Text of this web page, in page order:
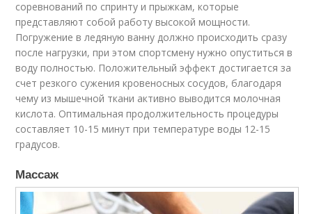
соревнований по спринту и прыжкам, которые
представляют собой работу высокой мощности.
Погружение в ледяную ванну должно происходить сразу
после нагрузки, при этом спортсмену нужно опуститься в
воду полностью. Положительный эффект достигается за
счет резкого сужения кровеносных сосудов, благодаря
чему из мышечной ткани активно выводится молочная
кислота. Оптимальная продолжительность процедуры
составляет 10-15 минут при температуре воды 12-15
градусов.
Массаж